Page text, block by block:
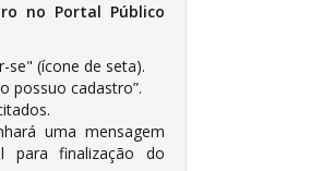
no Portal Público
se" (ícone de seta).
possuo cadastro”.
uma mensagem
para finalização do